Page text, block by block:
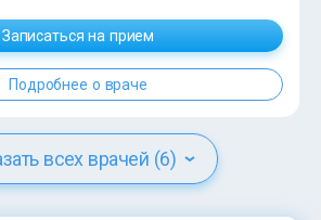
Записаться на прием
Подробнее о враче
всех врачей (6)